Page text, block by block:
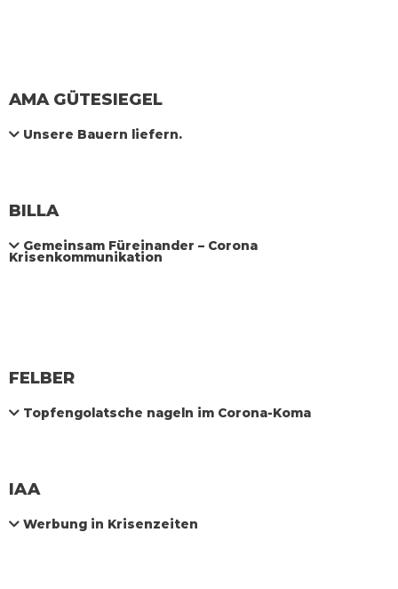
AMA GÜTESIEGEL
Unsere Bauern liefern.
BILLA
Gemeinsam Füreinander – Corona
Krisenkommunikation
FELBER
Topfengolatsche nageln im Corona-Koma
IAA
Werbung in Krisenzeiten